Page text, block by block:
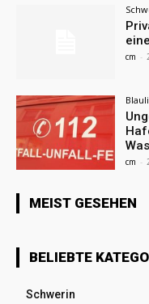
cm -
cm -
MEIST GESEHEN
BELIEBTE
Schwerin